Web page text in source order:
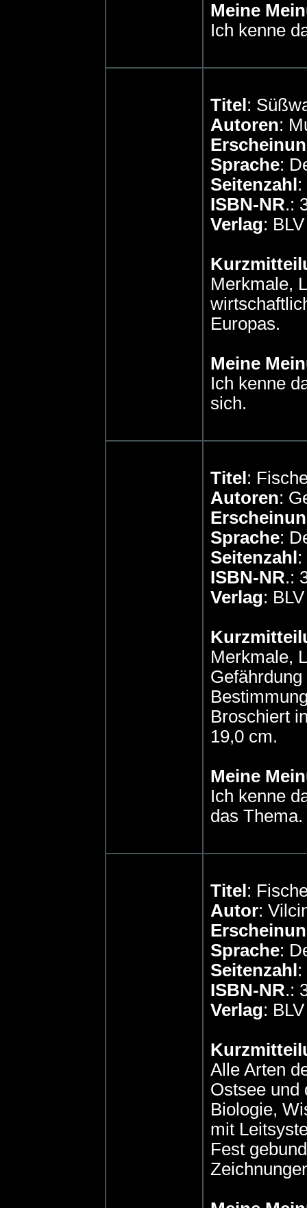
Meine
Ich kenne
Titel :
Autoren:
Sprache:
Seitenzahl :
ISBN-NR.:
Verlag:
Merkmale,
Europas.
Meine
Ich kenne
sich.
Titel :
Autoren:
Sprache:
Seitenzahl :
ISBN-NR.:
Verlag:
Merkmale,
Broschiert
19,0 cm.
Meine
Ich kenne
das Thema.
Titel :
Autor:
Sprache:
Seitenzahl :
ISBN-NR.:
Verlag:
Alle Arten
Ostsee und
Biologie,
mit
Fest